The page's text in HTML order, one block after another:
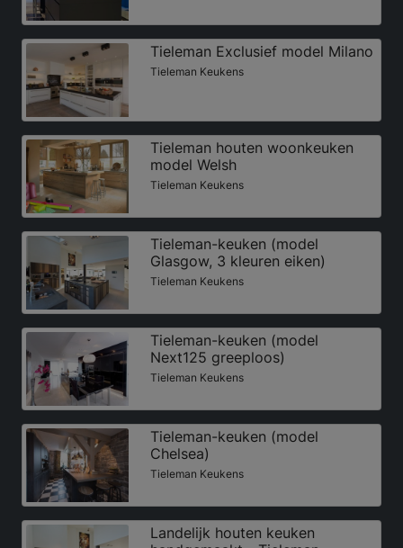
Tieleman Exclusief model Milano
Tieleman Keukens
Tieleman houten woonkeuken
model Welsh
Tieleman Keukens
Tieleman-keuken (model
Glasgow, 3 kleuren eiken)
Tieleman Keukens
Tieleman-keuken (model
Next125 greeploos)
Tieleman Keukens
Tieleman-keuken (model
Chelsea)
Tieleman Keukens
Landelijk houten keuken